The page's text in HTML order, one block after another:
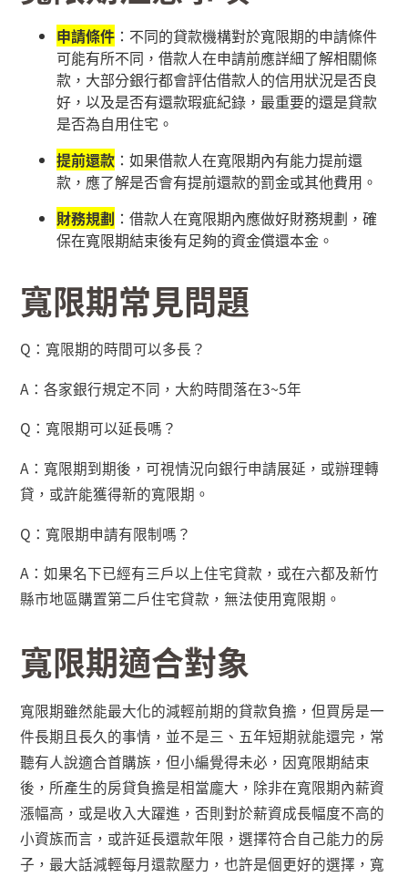
申請條件 ：不同的貸款機構對於寬限期的申請條件
可能有所不同，借款人在申請前應詳細了解相關條
款，大部分銀行都會評估借款人的信用狀況是否良
好，以及是否有還款瑕疵紀錄，最重要的還是貸款
是否為自用住宅。
提前還款 ：如果借款人在寬限期內有能力提前還
款，應了解是否會有提前還款的罰金或其他費用。
財務規劃 ：借款人在寬限期內應做好財務規劃，確
保在寬限期結束後有足夠的資金償還本金。
寬限期常見問題
Q ：寬限期的時間可以多長？
A ：各家銀行規定不同，大約時間落在3~5年
Q ：寬限期可以延長嗎？
A ：寬限期到期後，可視情況向銀行申請展延，或辦理轉
貸，或許能獲得新的寬限期。
Q ：寬限期申請有限制嗎？
A ：如果名下已經有三戶以上住宅貸款，或在六都及新竹
縣市地區購置第二戶住宅貸款，無法使用寬限期。
寬限期適合對象
寬限期雖然能最大化的減輕前期的貸款負擔，但買房是一
件長期且長久的事情，並不是三、五年短期就能還完，常
聽有人說適合首購族，但小編覺得未必，因寬限期結束
後，所產生的房貸負擔是相當龐大，除非在寬限期內薪資
漲幅高，或是收入大躍進，否則對於薪資成長幅度不高的
小資族而言，或許延長還款年限，選擇符合自己能力的房
子，最大話減輕每月還款壓力，也許是個更好的選擇，寬